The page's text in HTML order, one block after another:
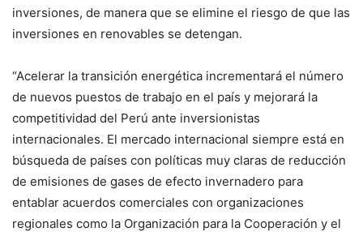
inversiones, de manera que se elimine el riesgo de que las
inversiones en renovables se detengan.
“Acelerar la transición energética incrementará el número
de nuevos puestos de trabajo en el país y mejorará la
competitividad del Perú ante inversionistas
internacionales. El mercado internacional siempre está en
búsqueda de países con políticas muy claras de reducción
de emisiones de gases de efecto invernadero para
entablar acuerdos comerciales con organizaciones
regionales como la Organización para la Cooperación y el